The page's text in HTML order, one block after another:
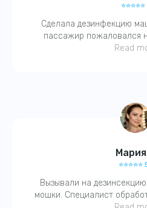
Сделала дезинфекцию
пассажир пожаловался
течение часа, выдалиRead
⭐️⭐️⭐️⭐️⭐️
Вызывали на
мошки. Специалист
График работы: